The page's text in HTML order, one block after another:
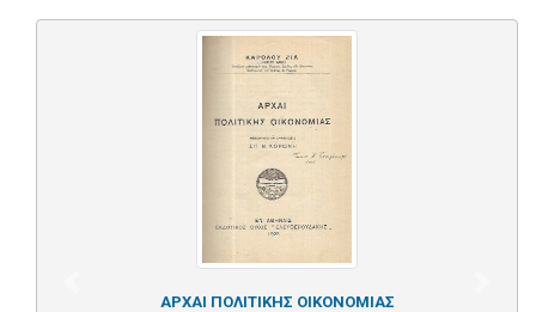
ΑΡΧΑΙ ΠΟΛΙΤΙΚΗΣ ΟΙΚΟΝΟΜΙΑΣ